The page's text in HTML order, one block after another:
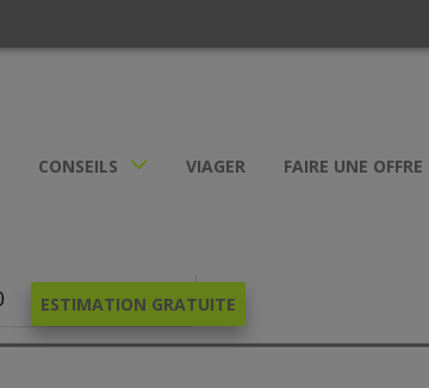
CONSEILS VIAGER FAIRE UNE OFFRE
ESTIMATION GRATUITE